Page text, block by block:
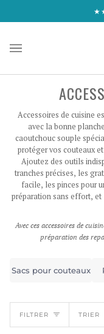
À UN CHEVEU DE
Accessoires de cuisine
avec la bonne
caoutchouc souple
protéger vos couteaux
Ajoutez des outils
tranches précises, les
facile, les pinces pour
préparation sans effort, et
Avec ces accessoires de
préparation des
Sacs pour couteaux
FILTRER TRIER